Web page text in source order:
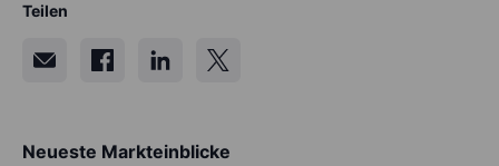
Teilen
Neueste Markteinblicke